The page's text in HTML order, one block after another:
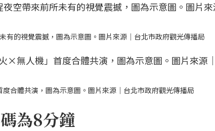
有的視覺震撼，圖為示意圖。圖片來源｜台北市政府觀光傳播局
合體共演，圖為示意圖。圖片來源｜台北市政府觀光傳播局
為8分鐘